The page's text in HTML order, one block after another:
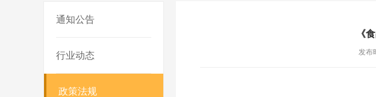
通知公告
行业动态
政策法规
《
发布